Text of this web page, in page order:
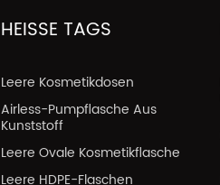
HEISSE TAGS
Leere Kosmetikdosen
Airless-Pumpflasche Aus
Kunststoff
Leere Ovale Kosmetikflasche
Leere HDPE-Flaschen